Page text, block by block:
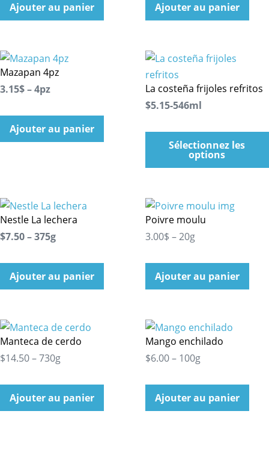
Ajouter au panier Ajouter au panier
Mazapan 4pz
3.15$ – 4pz
Ajouter au panier
La costeña frijoles refritos
$5.15-546ml
Sélectionnez les
options
Nestle La lechera
$7.50 – 375g
Ajouter au panier
Poivre moulu
3.00$ – 20g
Ajouter au panier
Manteca de cerdo
$14.50 – 730g
Ajouter au panier
Mango enchilado
$6.00 – 100g
Ajouter au panier